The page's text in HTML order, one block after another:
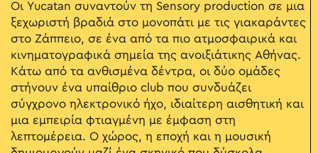
Οι Yucatan συναντούν τη Sensory production σε μια
ξεχωριστή βραδιά στο μονοπάτι με τις γιακαράντες
στο Ζάππειο, σε ένα από τα πιο ατμοσφαιρικά και
κινηματογραφικά σημεία της ανοιξιάτικης Αθήνας.
Κάτω από τα ανθισμένα δέντρα, οι δύο ομάδες
στήνουν ένα υπαίθριο club που συνδυάζει
σύγχρονο ηλεκτρονικό ήχο, ιδιαίτερη αισθητική και
μια εμπειρία φτιαγμένη με έμφαση στη
λεπτομέρεια. Ο χώρος, η εποχή και η μουσική